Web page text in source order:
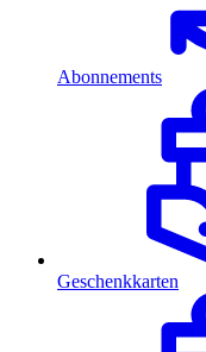
Abonnements
Geschenkkarten